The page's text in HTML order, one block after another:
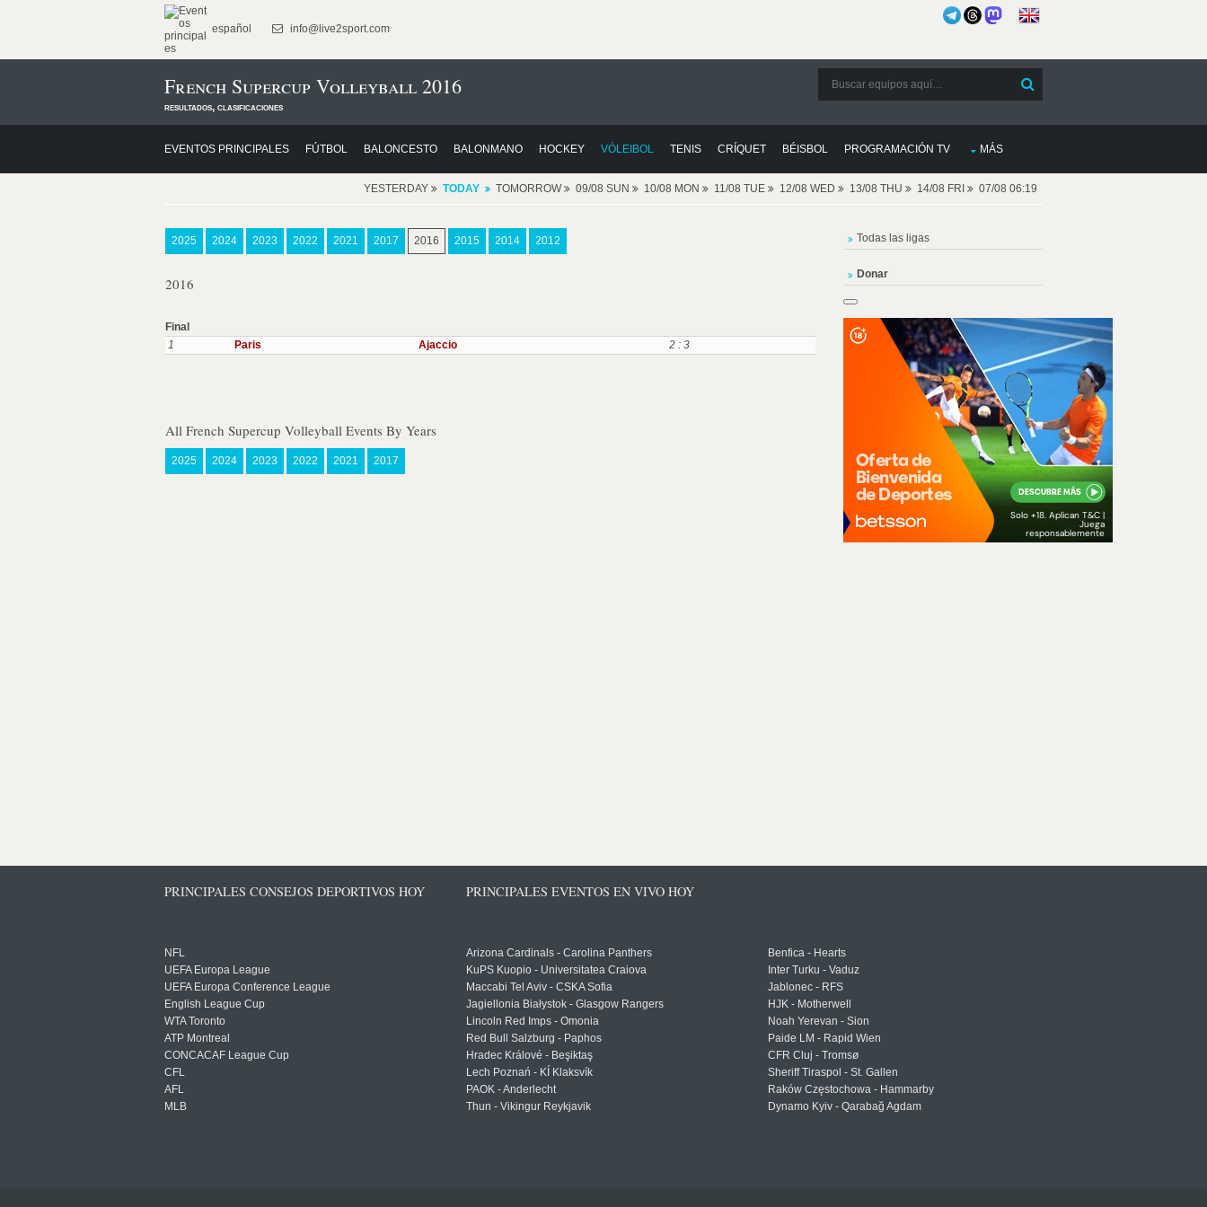
español info@live2sport.com
French Supercup Volleyball 2016
resultados, clasificaciones
EVENTOS PRINCIPALES FÚTBOL BALONCESTO BALONMANO HOCKEY VÓLEIBOL TENIS CRÍQUET BÉISBOL PROGRAMACIÓN TV MÁS
YESTERDAY TODAY TOMORROW 09/08 SUN 10/08 MON 11/08 TUE 12/08 WED 13/08 THU 14/08 FRI 07/08 06:19
2025 2024 2023 2022 2021 2017 2016 2015 2014 2012
2016
Final
1
Paris Ajaccio 2 : 3
All French Supercup Volleyball Events By Years
2025 2024 2023 2022 2021 2017
Todas las ligas
Donar
PRINCIPALES CONSEJOS DEPORTIVOS HOY
NFL
UEFA Europa League
UEFA Europa Conference League
English League Cup
WTA Toronto
ATP Montreal
CONCACAF League Cup
CFL
AFL
MLB
PRINCIPALES EVENTOS EN VIVO HOY
Arizona Cardinals - Carolina Panthers
KuPS Kuopio - Universitatea Craiova
Maccabi Tel Aviv - CSKA Sofia
Jagiellonia Białystok - Glasgow Rangers
Lincoln Red Imps - Omonia
Red Bull Salzburg - Paphos
Hradec Králové - Beşiktaş
Lech Poznań - KÍ Klaksvík
PAOK - Anderlecht
Thun - Vikingur Reykjavik
Benfica - Hearts
Inter Turku - Vaduz
Jablonec - RFS
HJK - Motherwell
Noah Yerevan - Sion
Paide LM - Rapid Wien
CFR Cluj - Tromsø
Sheriff Tiraspol - St. Gallen
Raków Częstochowa - Hammarby
Dynamo Kyiv - Qarabağ Agdam